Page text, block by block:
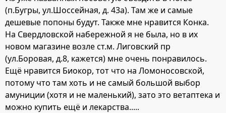
(п.Бугры, ул.Шоссейная, д. 43а). Там же и самые
дешевые попоны будут. Также мне нравится Конка.
На Свердловской набережной я не была, но в их
новом магазине возле ст.м. Лиговский пр
(ул.Боровая, д.8, кажется) мне очень понравилось.
Ещё нравится Биокор, тот что на Ломоносовской,
потому что там хоть и не самый большой выбор
амуниции (хотя и не маленький), зато это ветаптека и
можно купить ещё и лекарства.....